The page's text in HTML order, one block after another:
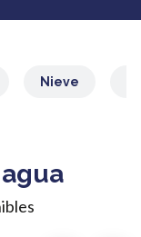
Nieve